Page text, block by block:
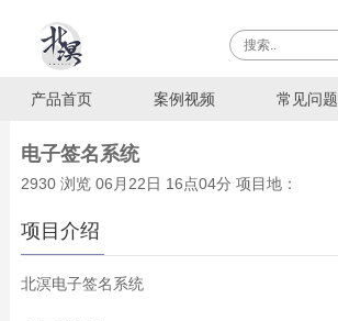
产品首页 案例视频 常见问题
电子签名系统
2930 浏览 06月22日 16点04分 项目地：
项目介绍
北溟电子签名系统